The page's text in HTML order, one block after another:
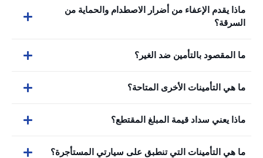
ماذا يقدم الإعفاء من أضرار الاصطدام والحماية من
السرقة؟
ما المقصود بالتأمين ضد الغير؟
ما هي التأمينات الأخرى المتاحة؟
ماذا يعني سداد قيمة المبلغ المقتطع؟
ما هي التأمينات التي تنطبق على سيارتي المستأجرة؟